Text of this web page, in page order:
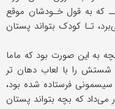
که به قول خـودشان موقع
تـا کودک بتواند پستان
سق بچه به این صورت بود که ماما
را با لعاب دهان تر
فرستاده شده بود،
که بچه بتواند پستان